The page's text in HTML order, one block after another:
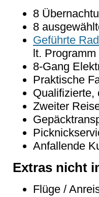
8
8
Geführte
lt.
8-Gang
Praktische
Qualifizierte,
Zweiter
Anfallende
Extras nicht
Flüge /